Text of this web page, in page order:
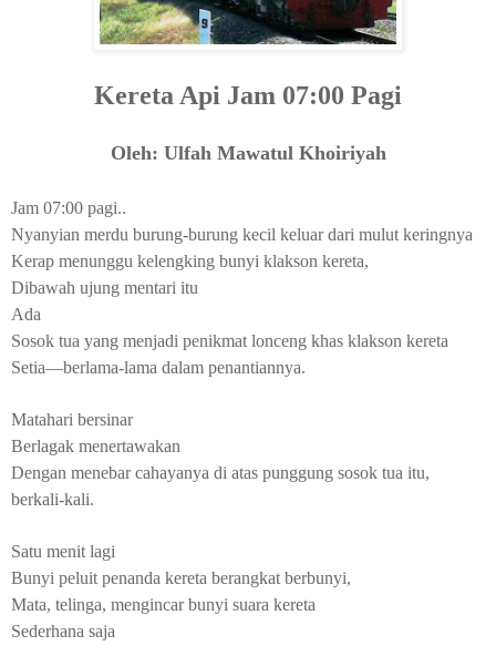
Kereta Api Jam 07:00 Pagi
Oleh: Ulfah Mawatul Khoiriyah
Jam 07:00 pagi..
Nyanyian merdu burung-burung kecil keluar dari mulut keringnya
Kerap menunggu kelengking bunyi klakson kereta,
Dibawah ujung mentari itu
Ada
Sosok tua yang menjadi penikmat lonceng khas klakson kereta
Setia—berlama-lama dalam penantiannya.
Matahari bersinar
Berlagak menertawakan
Dengan menebar cahayanya di atas punggung sosok tua itu,
berkali-kali.
Satu menit lagi
Bunyi peluit penanda kereta berangkat berbunyi,
Mata, telinga, mengincar bunyi suara kereta
Sederhana saja